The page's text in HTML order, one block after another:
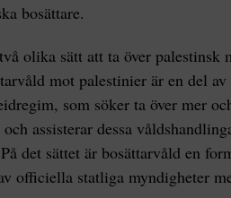
bosättare.
olika sätt att ta över palestinsk
mot palestinier är en del
som söker ta över mer
assisterar dessa
det sättet är bosättarvåld en
officiella statliga myndigheter